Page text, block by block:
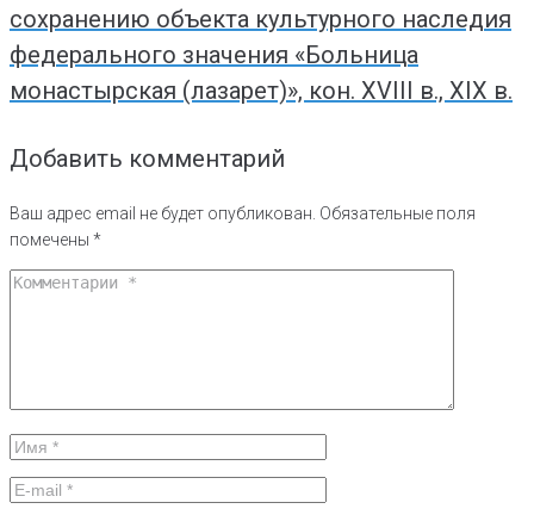
сохранению объекта культурного наследия
федерального значения «Больница
монастырская (лазарет)», кон. XVIII в., XIX в.
Добавить комментарий
Ваш адрес email не будет опубликован. Обязательные поля
помечены *